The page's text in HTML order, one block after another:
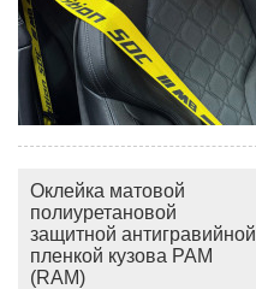
Оклейка матовой
полиуретановой
защитной антигравийной
пленкой кузова РАМ
(RAM)